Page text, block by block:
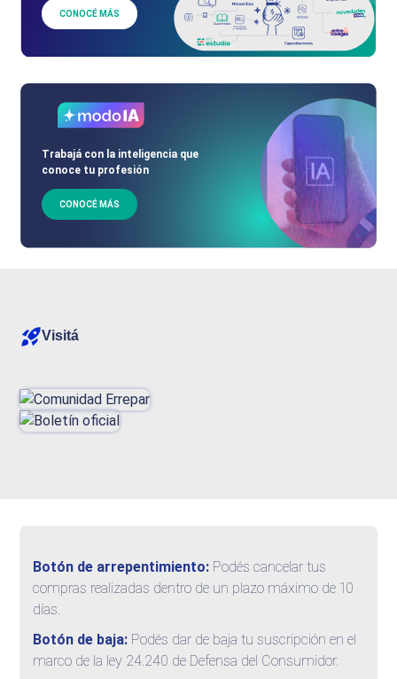
CONOCÉ MÁS
Trabajá con la inteligencia que
conoce tu profesión
CONOCÉ MÁS
Visitá
Botón de arrepentimiento: Podés cancelar tus
compras realizadas dentro de un plazo máximo de 10
días.
Botón de baja: Podés dar de baja tu suscripción en el
marco de la ley 24.240 de Defensa del Consumidor.